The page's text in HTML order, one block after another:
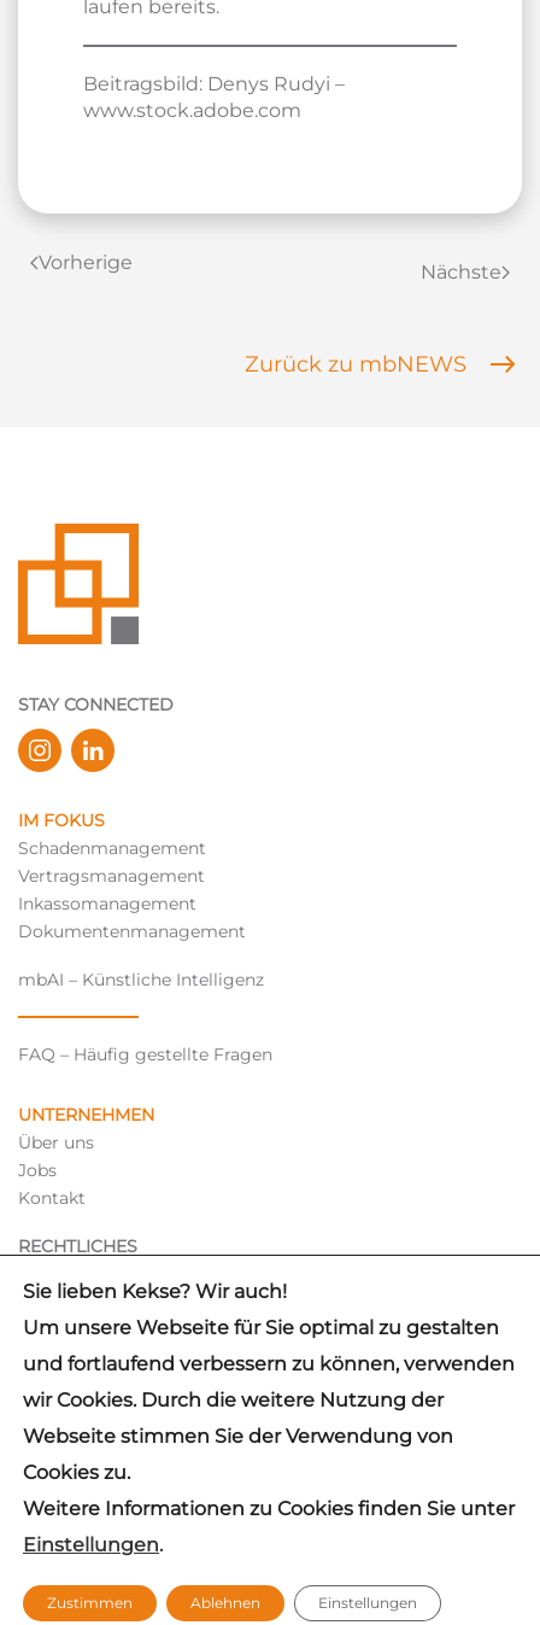
laufen bereits.
Beitragsbild: Denys Rudyi –
www.stock.adobe.com
Vorherige Nächste
Zurück zu mbNEWS
STAY CONNECTED
IM FOKUS
Schadenmanagement
Vertragsmanagement
Inkassomanagement
Dokumentenmanagement
mbAI – Künstliche Intelligenz
FAQ – Häufig gestellte Fragen
UNTERNEHMEN
Über uns
Jobs
Kontakt
RECHTLICHES
Impressum
Datenschutz
✓IDW PS 880 CERTIFIED
Hinweis: Aus Gründen der besseren Lesbarkeit wird auf die
gleichzeitige Verwendung der Sprachformen männlich,
weiblich und divers (m/w/d) verzichtet. Sämtliche
Personenbezeichnungen gelten gleichermaßen für alle
Wertung.
Sie lieben Kekse? Wir auch!
Um unsere Webseite für Sie optimal zu gestalten
und fortlaufend verbessern zu können, verwenden
wir Cookies. Durch die weitere Nutzung der
Webseite stimmen Sie der Verwendung von
Cookies zu.
Weitere Informationen zu Cookies finden Sie unter
Einstellungen.
Zustimmen Ablehnen Einstellungen